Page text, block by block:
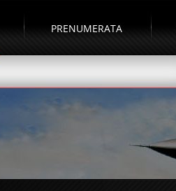
PRENUMERATA